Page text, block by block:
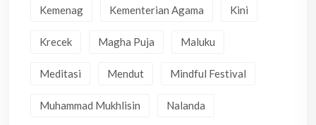
Kemenag Kementerian Agama Kini
Krecek Magha Puja Maluku
Meditasi Mendut Mindful Festival
Muhammad Mukhlisin Nalanda